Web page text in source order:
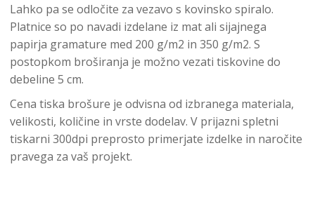
Lahko pa se odločite za vezavo s kovinsko spiralo.
Platnice so po navadi izdelane iz mat ali sijajnega
papirja gramature med 200 g/m2 in 350 g/m2. S
postopkom broširanja je možno vezati tiskovine do
debeline 5 cm.
Cena tiska brošure je odvisna od izbranega materiala,
velikosti, količine in vrste dodelav. V prijazni spletni
tiskarni 300dpi preprosto primerjate izdelke in naročite
pravega za vaš projekt.